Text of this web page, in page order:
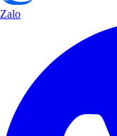
Zalo